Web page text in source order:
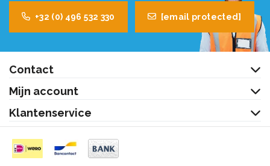
+32 (0) 496 532 330 [email protected]
Contact
Mijn account
Klantenservice